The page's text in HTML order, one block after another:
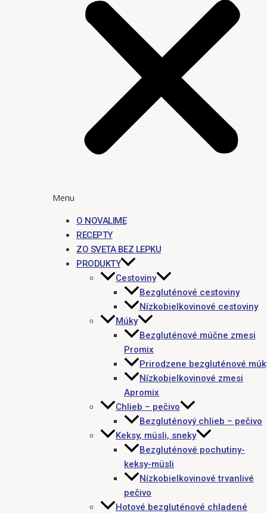
Menu
O NOVALIME
RECEPTY
ZO SVETA BEZ LEPKU
PRODUKTY
Cestoviny
Bezgluténové cestoviny
Nízkobielkovinové cestoviny
Múky
Bezgluténové múčne zmesi
Promix
Prirodzene bezgluténové
Nízkobielkovinové zmesi
Apromix
Chlieb – pečivo
Bezgluténový chlieb – pečivo
Keksy, müsli, sneky
Bezgluténové pochutiny-
keksy-müsli
Nízkobielkovinové trvanlivé
pečivo
Hotové bezgluténové chladené